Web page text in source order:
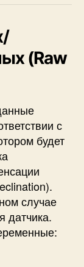
(Raw
с
будет
случае
датчика.